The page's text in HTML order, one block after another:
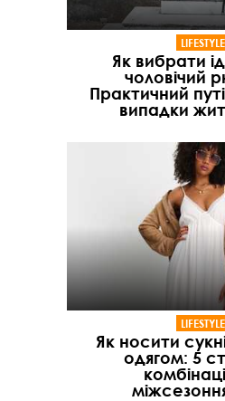
LIFESTYLE
Як вибрати
чоловічий
Практичний
випадки
LIFESTYLE
Як носити
одягом: 5